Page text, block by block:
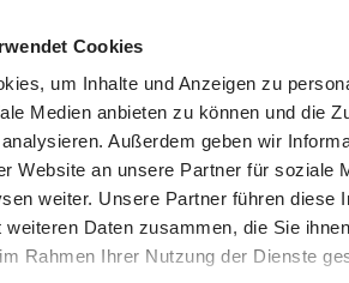
Details
gerne weiter
fertig ist.